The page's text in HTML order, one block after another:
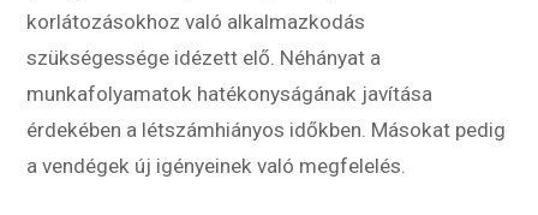
korlátozásokhoz való alkalmazkodás
szükségessége idézett elő. Néhányat a
munkafolyamatok hatékonyságának javítása
érdekében a létszámhiányos időkben. Másokat pedig
a vendégek új igényeinek való megfelelés.